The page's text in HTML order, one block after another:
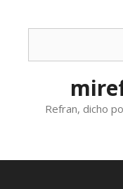
Refran, dicho